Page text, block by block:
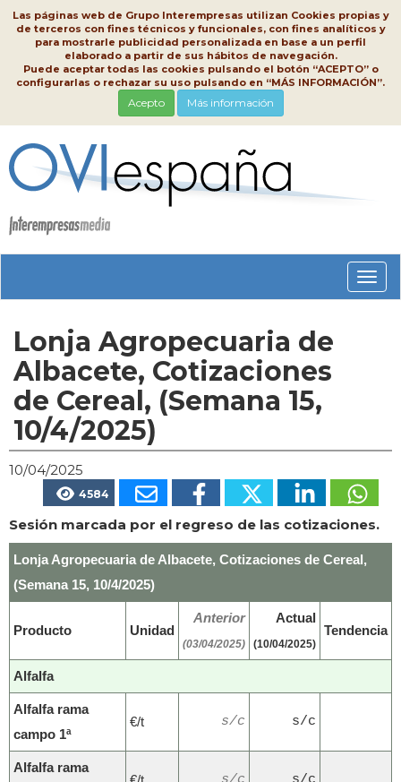
Las páginas web de Grupo Interempresas utilizan Cookies propias y
de terceros con fines técnicos y funcionales, con fines analíticos y
para mostrarle publicidad personalizada en base a un perfil
elaborado a partir de sus hábitos de navegación.
Puede aceptar todas las cookies pulsando el botón “ACEPTO” o
configurarlas o rechazar su uso pulsando en “MÁS INFORMACIÓN”.
Acepto Más información
Lonja Agropecuaria de
Albacete, Cotizaciones
de Cereal, (Semana 15,
10/4/2025)
10/04/2025
4584
Sesión marcada por el regreso de las cotizaciones.
Lonja Agropecuaria de Albacete, Cotizaciones de Cereal,
(Semana 15, 10/4/2025)
Producto Unidad
Anterior
(03/04/2025)
Actual
(10/04/2025)
Tendencia
Alfalfa
Alfalfa rama
campo 1ª
€/t s/c s/c
Alfalfa rama